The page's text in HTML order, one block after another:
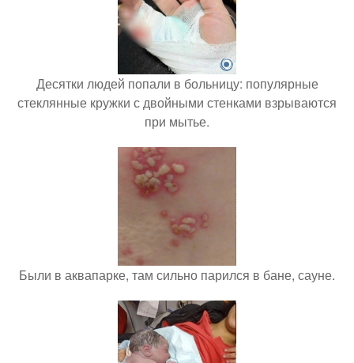
Десятки людей попали в больницу: популярные
стеклянные кружки с двойными стенками взрываются
при мытье.
Были в аквапарке, там сильно парился в бане, сауне.